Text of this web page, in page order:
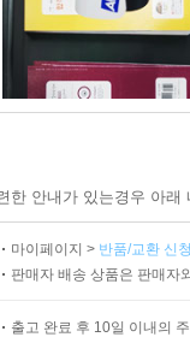
안내가 있는경우 아
마이페이지 > 반품/교환 신
판매자 배송 상품은 판매자
출고 완료 후 10일 이내의